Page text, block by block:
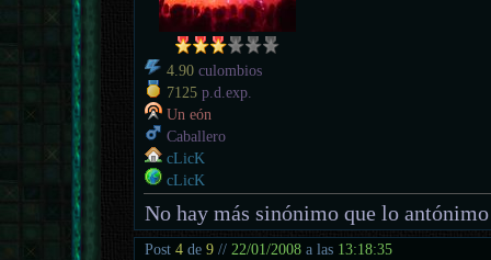
4.90 culombios
7125 p.d.exp.
Un eón
Caballero
cLicK
cLicK
No hay más sinónimo que lo antónimo
Post4 de9 //22/01/2008 a las 13:18:35